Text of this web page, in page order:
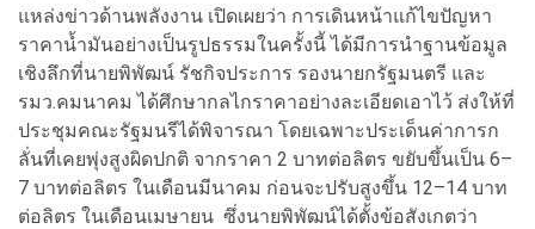
แหล่งข่าวด้านพลังงาน เปิดเผยว่า การเดินหน้าแก้ไขปัญหา
ราคาน้ำมันอย่างเป็นรูปธรรมในครั้งนี้ ได้มีการนำฐานข้อมูล
เชิงลึกที่นายพิพัฒน์ รัชกิจประการ รองนายกรัฐมนตรี และ
รมว.คมนาคม ได้ศึกษากลไกราคาอย่างละเอียดเอาไว้ ส่งให้ที่
ประชุมคณะรัฐมนรีได้พิจารณา โดยเฉพาะประเด็นค่าการก
ลั่นที่เคยพุ่งสูงผิดปกติ จากราคา 2 บาทต่อลิตร ขยับขึ้นเป็น 6–
7 บาทต่อลิตร ในเดือนมีนาคม ก่อนจะปรับสูงขึ้น 12–14 บาท
ต่อลิตร ในเดือนเมษายน ซึ่งนายพิพัฒน์ได้ตั้งข้อสังเกตว่า